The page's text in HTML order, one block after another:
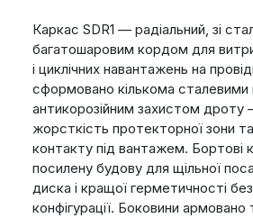
Каркас SDR1 — радіальний, зі
багатошаровим кордом для
і циклічних навантажень на
сформовано кількома сталевими
антикорозійним захистом дроту
жорсткість протекторної зони
контакту під вантажем. Бортові
посилену будову для щільної
диска і кращої герметичності
конфігурації. Боковини